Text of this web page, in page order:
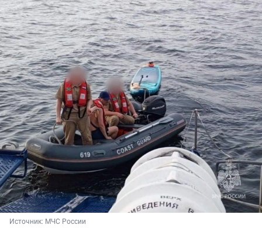
Источник: МЧС России